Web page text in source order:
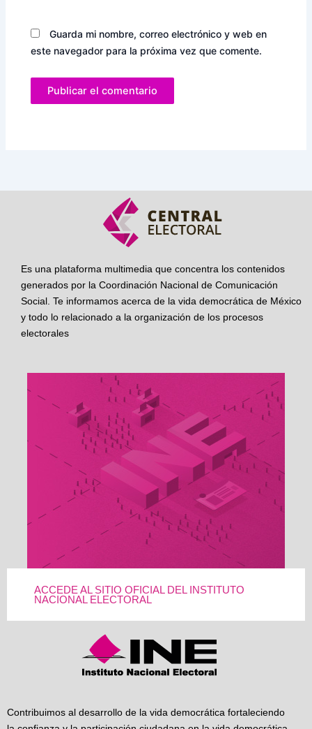
Guarda mi nombre, correo electrónico y web en
este navegador para la próxima vez que comente.
Es una plataforma multimedia que concentra los contenidos
generados por la Coordinación Nacional de Comunicación
Social. Te informamos acerca de la vida democrática de México
y todo lo relacionado a la organización de los procesos
electorales
ACCEDE AL SITIO OFICIAL DEL INSTITUTO
NACIONAL ELECTORAL
Contribuimos al desarrollo de la vida democrática fortaleciendo